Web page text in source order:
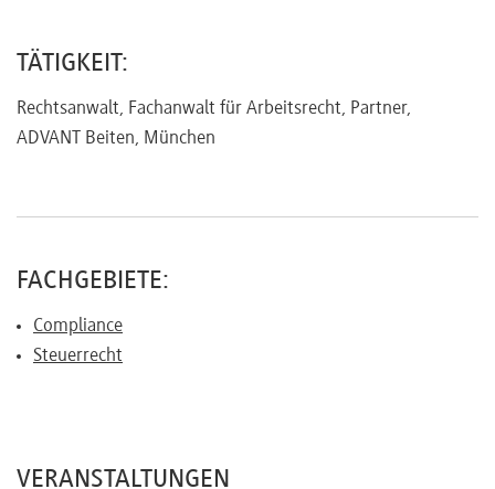
uns
Preisvorteile
TÄTIGKEIT:
Rechtsanwalt, Fachanwalt für Arbeitsrecht, Partner,
ADVANT Beiten, München
FACHGEBIETE:
Compliance
Steuerrecht
VERANSTALTUNGEN